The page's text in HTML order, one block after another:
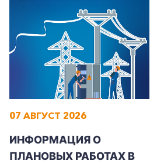
+7-800-700-24-57
Заказать обратный звонок
Частным клиентам
07 АВГУСТ 2026
ИНФОРМАЦИЯ О
ПЛАНОВЫХ РАБОТАХ В